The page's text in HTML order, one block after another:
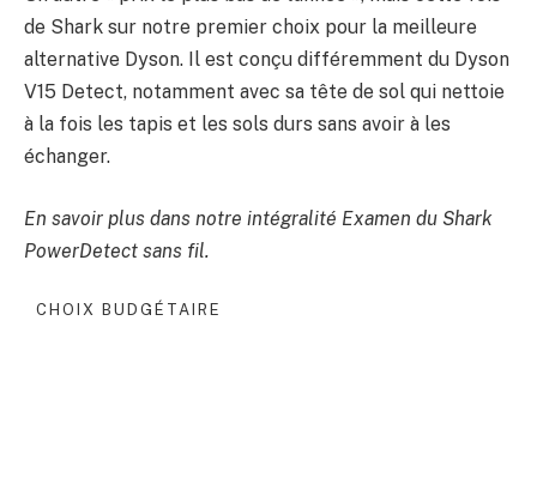
de Shark sur notre premier choix pour la meilleure
alternative Dyson. Il est conçu différemment du Dyson
V15 Detect, notamment avec sa tête de sol qui nettoie
à la fois les tapis et les sols durs sans avoir à les
échanger.
En savoir plus dans notre intégralité Examen du Shark
PowerDetect sans fil.
CHOIX BUDGÉTAIRE